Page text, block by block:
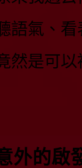
語氣、
然是可
外的啟